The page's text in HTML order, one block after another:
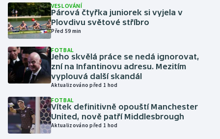
Házená
Jezdectví
Judo
Krasobruslení
Lezení
Lyže a snowboard
VESLOVÁNÍ
Párová čtyřka juniorek si vyjela v
Plovdivu světové stříbro
Před 59 min
FOTBAL
Jeho skvělá práce se nedá ignorovat,
zní na Infantinovu adresu. Mezitím
vyplouvá další skandál
Aktualizováno před 1 hod
FOTBAL
Vítek definitivně opouští Manchester
United, nově patří Middlesbrough
Aktualizováno před 1 hod